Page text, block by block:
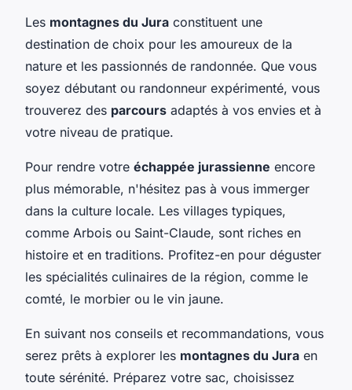
Les montagnes du Jura constituent une
destination de choix pour les amoureux de la
nature et les passionnés de randonnée. Que vous
soyez débutant ou randonneur expérimenté, vous
trouverez des parcours adaptés à vos envies et à
votre niveau de pratique.
Pour rendre votre échappée jurassienne encore
plus mémorable, n'hésitez pas à vous immerger
dans la culture locale. Les villages typiques,
comme Arbois ou Saint-Claude, sont riches en
histoire et en traditions. Profitez-en pour déguster
les spécialités culinaires de la région, comme le
comté, le morbier ou le vin jaune.
En suivant nos conseils et recommandations, vous
serez prêts à explorer les montagnes du Jura en
toute sérénité. Préparez votre sac, choisissez